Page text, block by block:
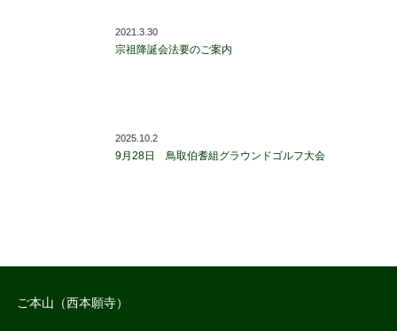
2021.3.30
宗祖降誕会法要のご案内
2025.10.2
9月28日 鳥取伯耆組グラウンドゴルフ大会
ご本山（西本願寺）